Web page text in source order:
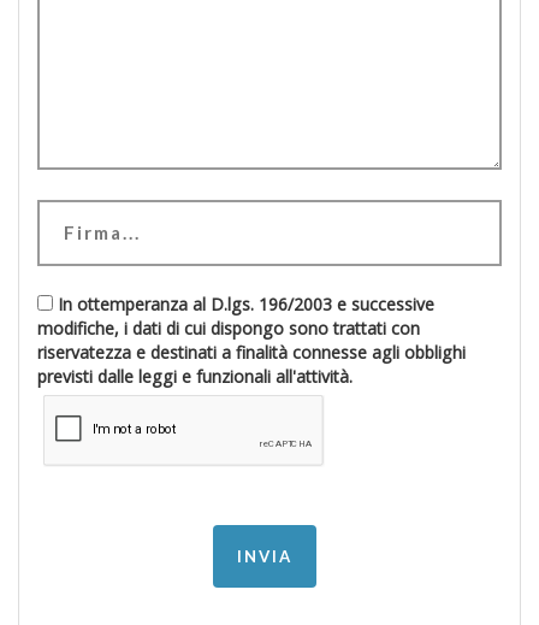
In ottemperanza al D.lgs. 196/2003 e successive
modifiche, i dati di cui dispongo sono trattati con
riservatezza e destinati a finalità connesse agli obblighi
previsti dalle leggi e funzionali all'attività.